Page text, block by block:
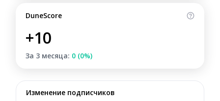
DuneScore
+10
За 3 месяца: 0 (0%)
Изменение подписчиков